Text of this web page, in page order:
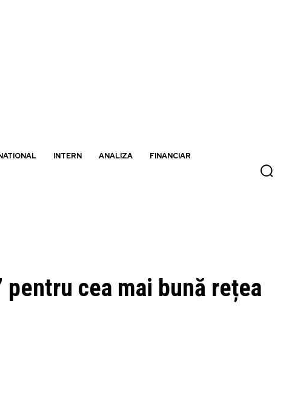
INTERN ANALIZA FINANCIAR
cea mai bună rețea